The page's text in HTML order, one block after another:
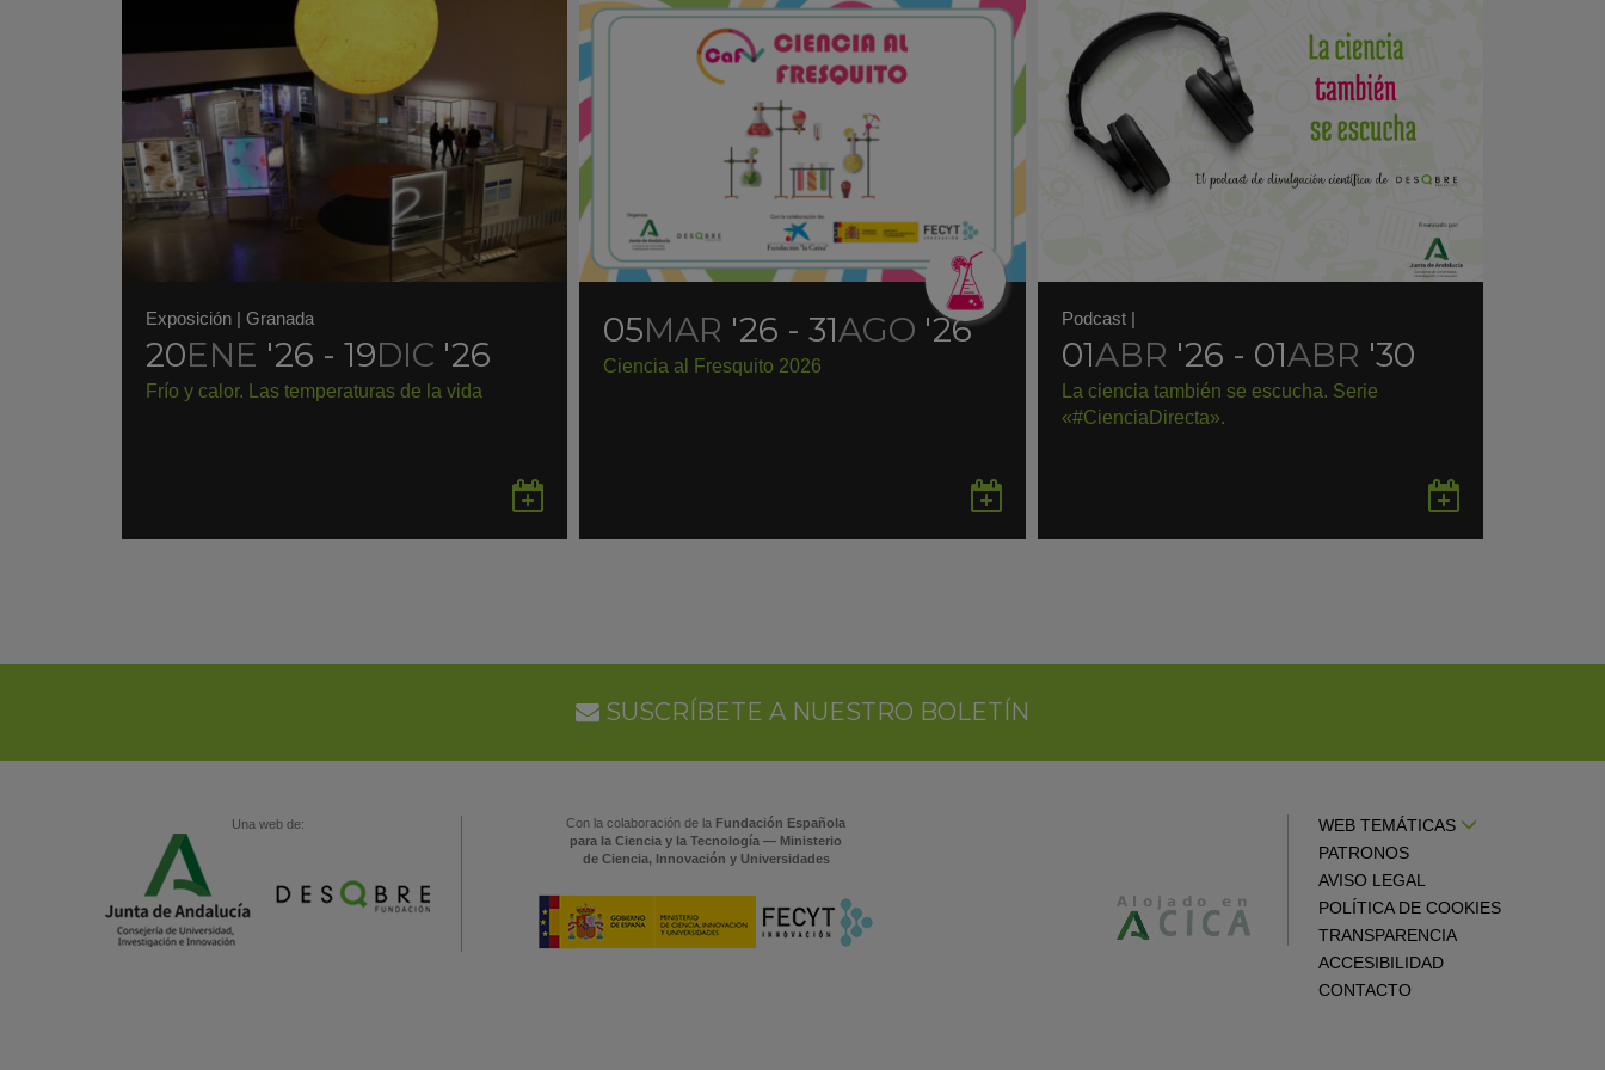
Exposición | Granada
20ENE '26 - 19DIC '26
Frío y calor. Las temperaturas de la vida
en
05MAR '26 - 31AGO '26
Ciencia al Fresquito 2026
en
Podcast|
01ABR '26 - 01ABR '30
La ciencia también se escucha. Serie
«#CienciaDirecta».
en
SUSCRÍBETE A NUESTRO BOLETÍN
Una web de: Con la colaboración de la Fundación Española
para la Ciencia y la Tecnología — Ministerio
de Ciencia, Innovación y Universidades
WEB TEMÁTICAS
PATRONOS
AVISO LEGAL
POLÍTICA DE COOKIES
TRANSPARENCIA
ACCESIBILIDAD
CONTACTO